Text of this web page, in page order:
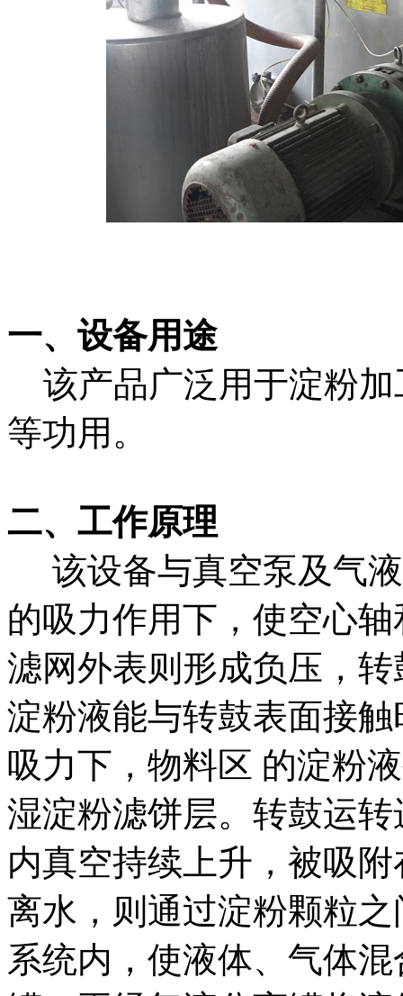
一、 设备用途
该产品广泛用于淀粉加
等功用。
二、工作原理
该设备与真空泵及气
的吸力作用下，使空心
滤网外表则形成负压，
淀粉液能与转鼓表面接
吸力下，物料区 的淀粉
湿淀粉滤饼层。转鼓运
内真空持续上升，被吸
离水，则通过淀粉颗粒
系统内，使液体、气体